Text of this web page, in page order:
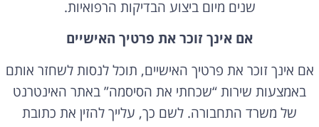
אם אינך זוכר את פרטיך האישיים
אם אינך זוכר את פרטיך האישיים, תוכל לנסות לשחזר אותם
באמצעות שירות “שכחתי את הסיסמה” באתר האינטרנט
של משרד התחבורה. לשם כך, עלייך להזין את כתובת
הדואר האלקטרוני שלך.